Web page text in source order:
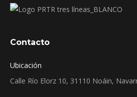
Contacto
Ubicación
Calle Río Elorz 10, 31110 Noáin,